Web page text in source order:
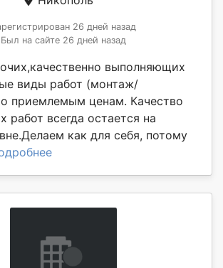
26 дней назад
Был на сайте 26 дней назад
выполняющих
виды работ (монтаж/
приемлемым ценам. Качество
работ всегда остается на
как для себя, потому